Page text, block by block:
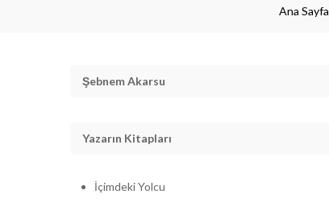
Ana Sayfa
Şebnem Akarsu
Yazarın Kitapları
İçimdeki Yolcu